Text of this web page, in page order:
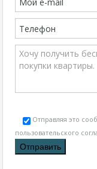
Отправляя это
пользовательского